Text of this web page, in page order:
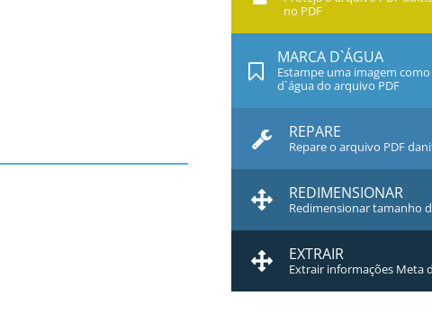
no PDF
MARCA D`ÁGUA
Estampe uma imagem
d`água do arquivo PDF
REPARE
Repare o arquivo PDF
REDIMENSIONAR
Redimensionar tamanho
EXTRAIR
Extrair informações Meta